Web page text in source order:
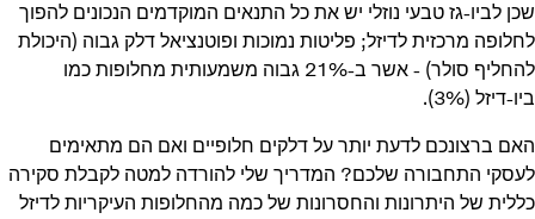
שכן לביו-גז טבעי נוזלי יש את כל התנאים המוקדמים הנכונים להפוך
לחלופה מרכזית לדיזל; פליטות נמוכות ופוטנציאל דלק גבוה (היכולת
להחליף סולר) - אשר ב-21% גבוה משמעותית מחלופות כמו
ביו-דיזל (3%).
האם ברצונכם לדעת יותר על דלקים חלופיים ואם הם מתאימים
לעסקי התחבורה שלכם? המדריך שלי להורדה למטה לקבלת סקירה
כללית של היתרונות והחסרונות של כמה מהחלופות העיקריות לדיזל